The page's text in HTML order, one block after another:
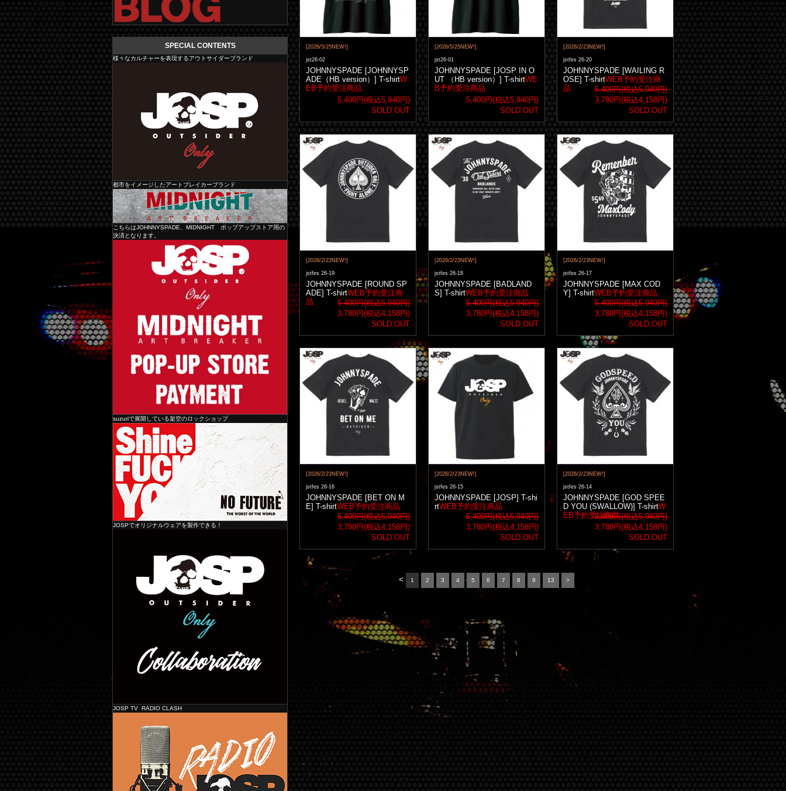
[2026/5/25NEW!]
jst26-02
JOHNNYSPADE [JOHNNYSP
ADE（HB version）] T-shirtW
EB予約受注商品
5,400円(税込5,940円)
SOLD OUT
[2026/5/25NEW!]
jst26-01
JOHNNYSPADE [JOSP IN O
UT （HB version）] T-shirtWE
B予約受注商品
5,400円(税込5,940円)
SOLD OUT
[2026/2/23NEW!]
jstfes 26-20
JOHNNYSPADE [WAILING R
OSE] T-shirtWEB予約受注商
品
5,400円(税込5,940円)
3,780円(税込4,158円)
SOLD OUT
[2026/2/23NEW!]
jstfes 26-19
JOHNNYSPADE [ROUND SP
ADE] T-shirtWEB予約受注商
品
5,400円(税込5,940円)
3,780円(税込4,158円)
SOLD OUT
[2026/2/23NEW!]
jstfes 26-18
JOHNNYSPADE [BADLAND
S] T-shirtWEB予約受注商品
5,400円(税込5,940円)
3,780円(税込4,158円)
SOLD OUT
[2026/2/23NEW!]
jstfes 26-17
JOHNNYSPADE [MAX COD
Y] T-shirtWEB予約受注商品
5,400円(税込5,940円)
3,780円(税込4,158円)
SOLD OUT
[2026/2/23NEW!]
jstfes 26-16
JOHNNYSPADE [BET ON M
E] T-shirtWEB予約受注商品
5,400円(税込5,940円)
3,780円(税込4,158円)
SOLD OUT
[2026/2/23NEW!]
jstfes 26-15
JOHNNYSPADE [JOSP] T-shi
rtWEB予約受注商品
5,400円(税込5,940円)
3,780円(税込4,158円)
SOLD OUT
[2026/2/23NEW!]
jstfes 26-14
JOHNNYSPADE [GOD SPEE
D YOU (SWALLOW)] T-shirtW
EB予約受注商品5,400円(税込5,940円)
3,780円(税込4,158円)
SOLD OUT
< 1 2 3 4 5 6 7 8 9 13 >
SPECIAL CONTENTS
様々なカルチャーを表現するアウトサイダーブランド
JOHNNY SPADE
都市をイメージしたアートブレイカーブランド
MIDNIGHT
こちらはJOHNNYSPADE、MIDNIGHT ポップアップストア用の
決済となります。
suzuriで展開している架空のロックショップ
JOSPでオリジナルウェアを製作できる！
JOSP TV RADIO CLASH